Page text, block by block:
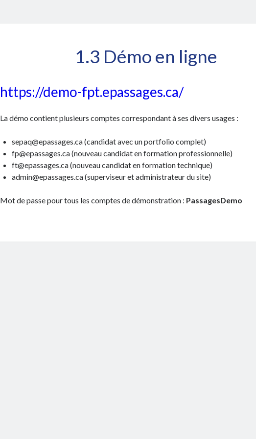
1.3 Démo en ligne
https://demo-fpt.epassages.ca/
La démo contient plusieurs comptes correspondant à ses divers usages :
sepaq@epassages.ca (candidat avec un portfolio complet)
fp@epassages.ca (nouveau candidat en formation professionnelle)
ft@epassages.ca (nouveau candidat en formation technique)
admin@epassages.ca (superviseur et administrateur du site)
Mot de passe pour tous les comptes de démonstration : PassagesDemo